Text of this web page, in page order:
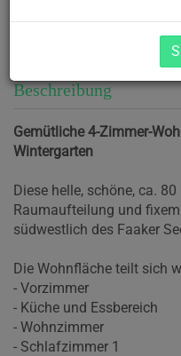
Beschreibung
Gemütliche 4-Zimmer-
Wintergarten
Diese helle, schöne, ca.
Raumaufteilung und
südwestlich des Faaker
Die Wohnfläche teilt sich
- Vorzimmer
- Küche und Essbereich
- Wohnzimmer
- Schlafzimmer 1